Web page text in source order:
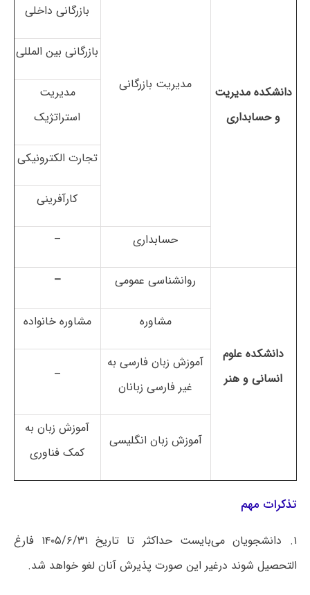
دانشکده مدیریت
و حسابداری
مدیریت بازرگانی
بازرگانی داخلی
بازرگانی بین المللی
مدیریت
استراتژیک
تجارت الکترونیکی
کارآفرینی
حسابداری –
دانشکده علوم
انسانی و هنر
روانشناسی عمومی –
مشاوره مشاوره خانواده
آموزش زبان فارسی به
غیر فارسی زبانان
–
آموزش زبان انگلیسی
آموزش زبان به
کمک فناوری
تذکرات مهم
۱. دانشجویان می‌بایست حداکثر تا تاریخ ۱۴۰۵/۶/۳۱ فارغ
التحصیل شوند درغیر این صورت پذیرش آنان لغو خواهد شد.